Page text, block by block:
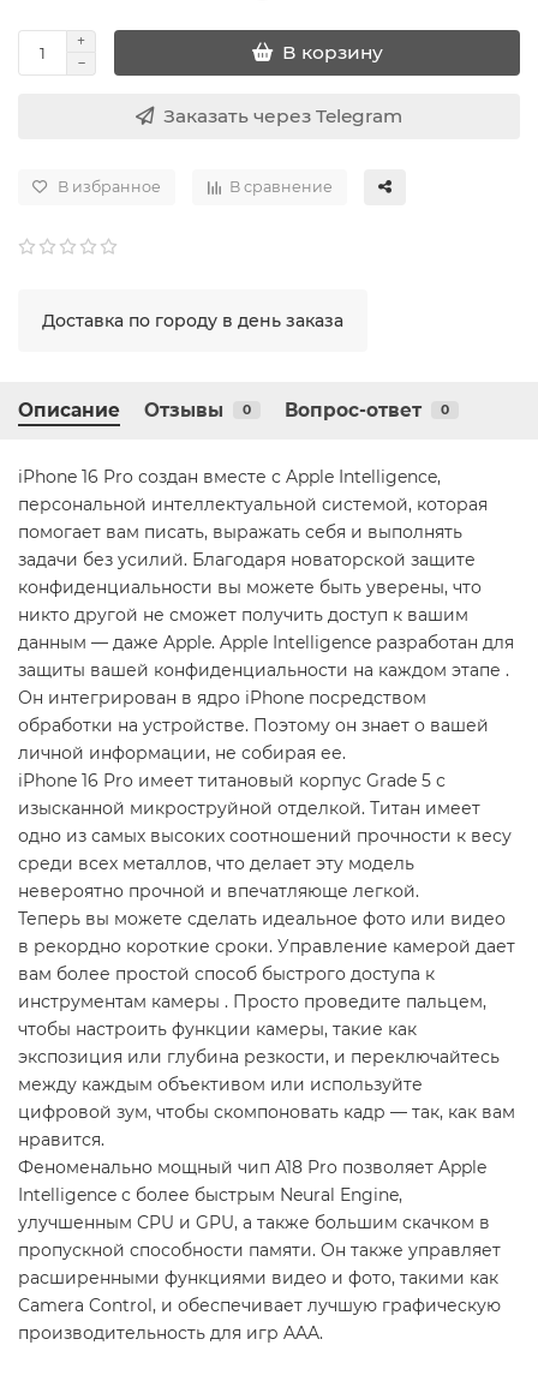
В корзину
Заказать через Telegram
В избранное В сравнение
Доставка по городу в день заказа
Описание Отзывы 0 Вопрос-ответ 0
iPhone 16 Pro создан вместе с Apple Intelligence,
персональной интеллектуальной системой, которая
помогает вам писать, выражать себя и выполнять
задачи без усилий. Благодаря новаторской защите
конфиденциальности вы можете быть уверены, что
никто другой не сможет получить доступ к вашим
данным — даже Apple. Apple Intelligence разработан для
защиты вашей конфиденциальности на каждом этапе .
Он интегрирован в ядро ​​iPhone посредством
обработки на устройстве. Поэтому он знает о вашей
личной информации, не собирая ее.
iPhone 16 Pro имеет титановый корпус Grade 5 с
изысканной микроструйной отделкой. Титан имеет
одно из самых высоких соотношений прочности к весу
среди всех металлов, что делает эту модель
невероятно прочной и впечатляюще легкой.
Теперь вы можете сделать идеальное фото или видео
в рекордно короткие сроки. Управление камерой дает
вам более простой способ быстрого доступа к
инструментам камеры . Просто проведите пальцем,
чтобы настроить функции камеры, такие как
экспозиция или глубина резкости, и переключайтесь
между каждым объективом или используйте
цифровой зум, чтобы скомпоновать кадр — так, как вам
нравится.
Феноменально мощный чип A18 Pro позволяет Apple
Intelligence с более быстрым Neural Engine,
улучшенным CPU и GPU, а также большим скачком в
пропускной способности памяти. Он также управляет
расширенными функциями видео и фото, такими как
Camera Control, и обеспечивает лучшую графическую
производительность для игр AAA.